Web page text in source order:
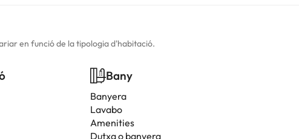
en funció de la tipologia d'habitació.
Bany
Banyera
Lavabo
Amenities
Dutxa o banyera